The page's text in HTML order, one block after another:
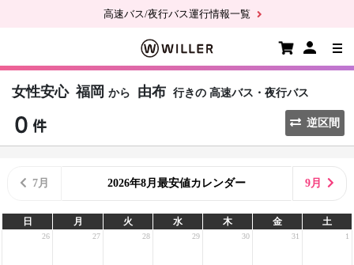
高速バス/夜行バス運行情報一覧
女性安心 福岡 から 由布 行きの 高速バス・夜行バス
逆区間
7月 2026年8月最安値カレンダー 9月
日 月 火 水 木 金 土
26 27 28 29 30 31 1